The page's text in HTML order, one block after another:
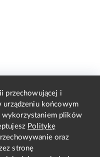
przechowującej i
urządzeniu końcowym
plików
Politykę
oraz
stronę